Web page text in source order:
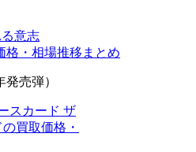
る意志
格・相場推移まとめ
売弾）